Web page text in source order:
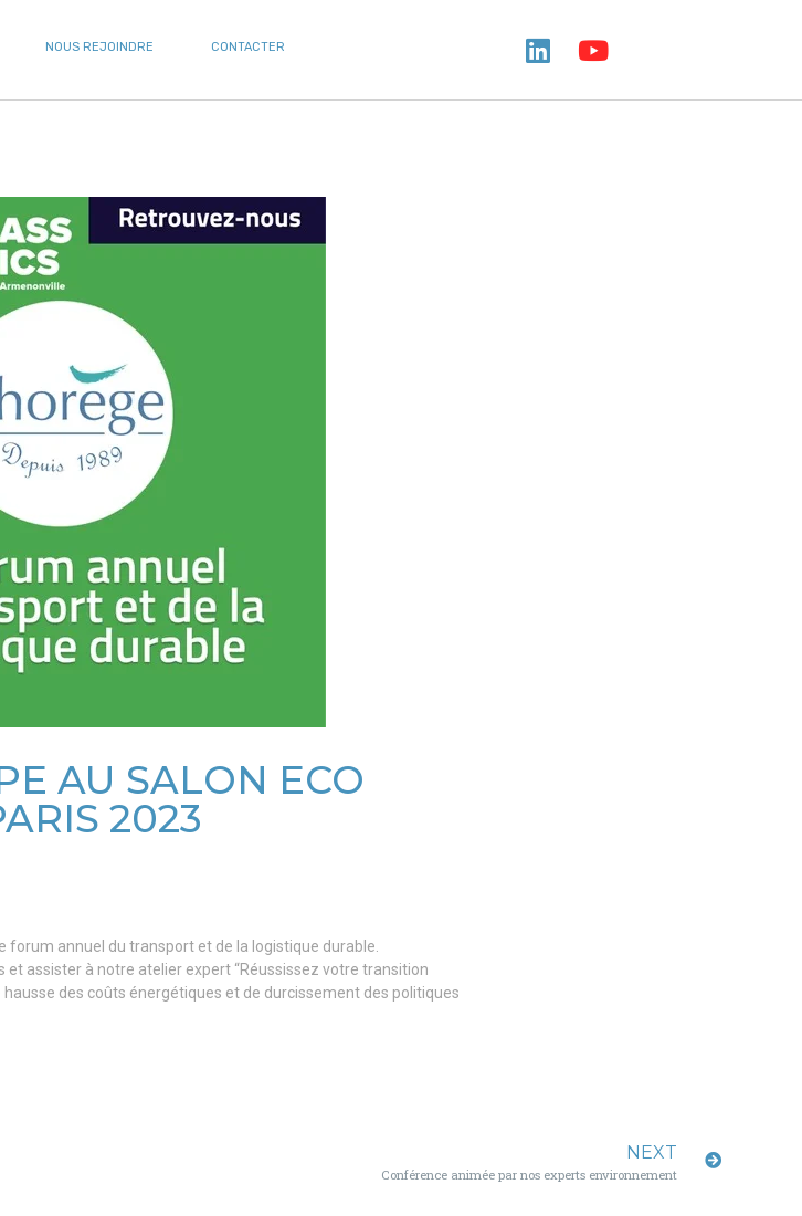
NOUS REJOINDRE CONTACTER
AU SALON ECO
2023
forum annuel du transport et de la logistique durable.
assister à notre atelier expert “Réussissez votre transition
des coûts énergétiques et de durcissement des politiques
NEXT
Conférence animée par nos experts environnement